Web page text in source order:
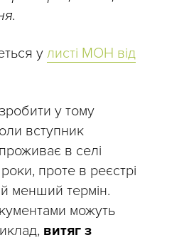
у листі МОН від
у тому
вступник
в селі
проте в реєстрі
менший термін.
можуть
витяг з